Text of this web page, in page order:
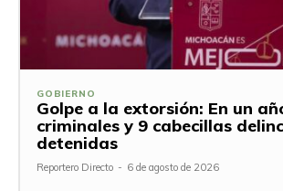
GOBIERNO
Golpe a la extorsión: En un
criminales y 9 cabecillas
detenidas
Reportero Directo - 6 de agosto de 2026